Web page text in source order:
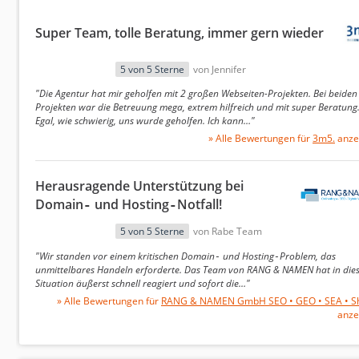
Um das Ranking der besten Shopware-Agenturen
Bewertungsquellen separat voneinander analysiert.
die Anzahl der abgegebenen Bewertungen
der jeweilige Bewertungsdurchschnitt
Dazu nutzten wir das statistische Verfahren des
Bewertungshöhe besonders dieMenge der
wurden, automatisch als zuverlässiger und erhalten
Nachdem der bayessche Durchschnitt für beide
wurde, folgte die Bildung eines gewichteten
Aussagekraft haben wir dabeidie Bewertungen von
Bewertungen mit 30 % einflossen.
Um abschließend auf den finalen Wert für das
verdoppelt. Dies liegt daran, dass sowohl Google-
Super Team, tolle Beratung, immer gern wieder
5 von 5 Sterne
von Jennifer
"Die Agentur hat mir geholfen mit 2 großen Webseiten-Projekten. Bei beiden
Projekten war die Betreuung mega, extrem hilfreich und mit super Beratung.
Egal, wie schwierig, uns wurde geholfen. Ich kann…"
» Alle Bewertungen für3m5.
Herausragende Unterstützung bei
Domain‑ und Hosting‑Notfall!
5 von 5 Sterne
von Rabe Team
"Wir standen vor einem kritischen Domain‑ und Hosting‑Problem, das
unmittelbares Handeln erforderte. Das Team von RANG & NAMEN hat in
Situation äußerst schnell reagiert und sofort die…"
» Alle Bewertungen für RANG & NAMEN GmbH SEO • GEO • SEA •